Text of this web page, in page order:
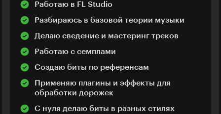
Работаю в FL Studio
Разбираюсь в базовой теории музыки
Делаю сведение и мастеринг треков
Работаю с семплами
Создаю биты по референсам
Применяю плагины и эффекты для
обработки дорожек
С нуля делаю биты в разных стилях